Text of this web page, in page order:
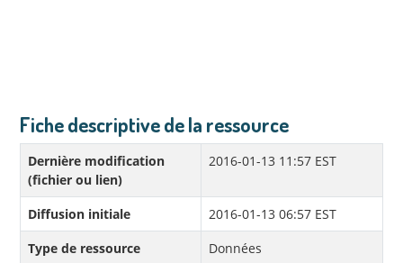
Fiche descriptive de la ressource
Dernière modification
(fichier ou lien)
2016-01-13 11:57 EST
Diffusion initiale
2016-01-13 06:57 EST
Type de ressource
Données